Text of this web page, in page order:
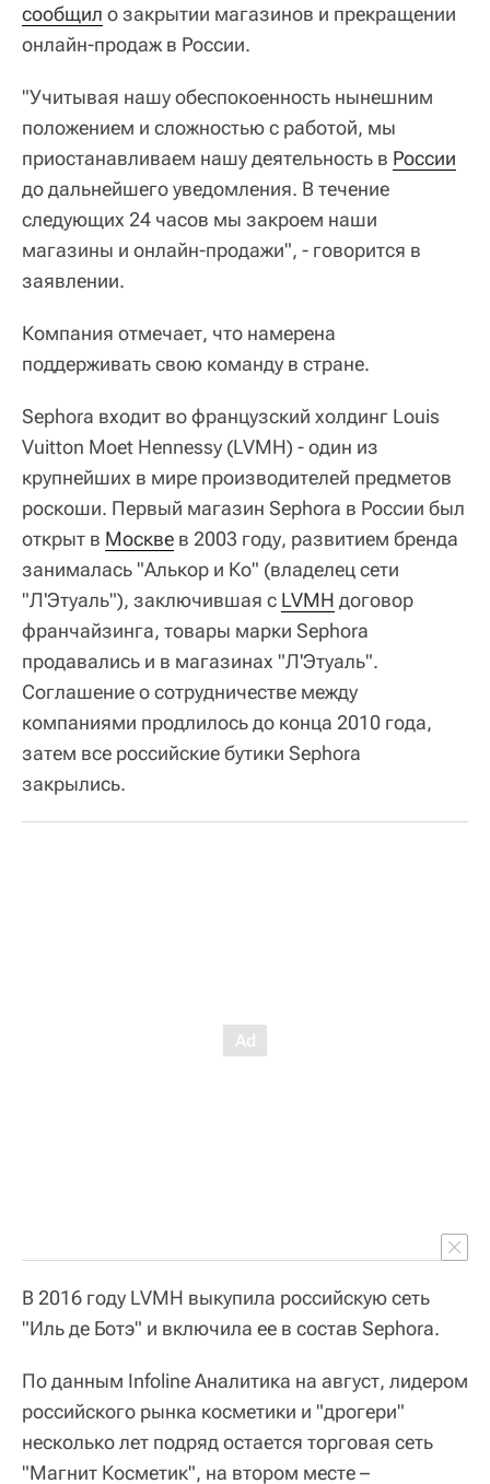
сообщил о закрытии магазинов и прекращении
онлайн-продаж в России.
"Учитывая нашу обеспокоенность нынешним
положением и сложностью с работой, мы
приостанавливаем нашу деятельность в России
до дальнейшего уведомления. В течение
следующих 24 часов мы закроем наши
магазины и онлайн-продажи", - говорится в
заявлении.
Компания отмечает, что намерена
поддерживать свою команду в стране.
Sephora входит во французский холдинг Louis
Vuitton Moet Hennessy (LVMH) - один из
крупнейших в мире производителей предметов
роскоши. Первый магазин Sephora в России был
открыт в Москве в 2003 году, развитием бренда
занималась "Алькор и Ко" (владелец сети
"Л'Этуаль"), заключившая с LVMH договор
франчайзинга, товары марки Sephora
продавались и в магазинах "Л'Этуаль".
Соглашение о сотрудничестве между
компаниями продлилось до конца 2010 года,
затем все российские бутики Sephora
закрылись.
В 2016 году LVMH выкупила российскую сеть
"Иль де Ботэ" и включила ее в состав Sephora.
По данным Infoline Аналитика на август, лидером
российского рынка косметики и "дрогери"
несколько лет подряд остается торговая сеть
"Магнит Косметик", на втором месте –